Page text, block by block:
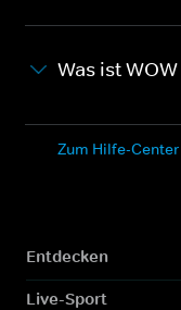
Was ist
Zum Hilfe-
Entdecken
Live-Sport